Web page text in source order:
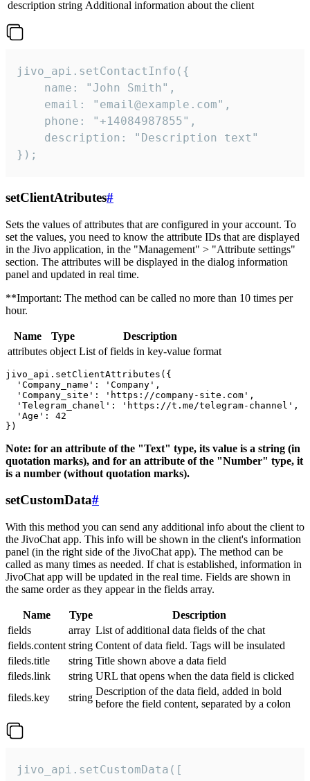
description string Additional information about the client
jivo_api.setContactInfo({
    name: "John Smith",
    email: "email@example.com",
    phone: "+14084987855",
    description: "Description text"
});
setClientAtributes#
Sets the values ​​of attributes that are configured in your account. To
set the values, you need to know the attribute IDs that are displayed
in the Jivo application, in the "Management" > "Attribute settings"
section. The attributes will be displayed in the dialog information
panel and updated in real time.
**Important: The method can be called no more than 10 times per
hour.
Name Type
Description
attributes object List of fields in key-value format
jivo_api.setClientAttributes({
  'Company_name': 'Company',
  'Company_site': 'https://company-site.com',
  'Telegram_chanel': 'https://t.me/telegram-channel',
  'Age': 42
Note: for an attribute of the "Text" type, its value is a string (in
quotation marks), and for an attribute of the "Number" type, it
is a number (without quotation marks).
setCustomData#
With this method you can send any additional info about the client to
the JivoChat app. This info will be shown in the client's information
panel (in the right side of the JivoChat app). The method can be
called as many times as needed. If chat is established, information in
JivoChat app will be updated in the real time. Fields are shown in
the same order as they appear in the fields array.
Name Type
Description
fields
array List of additional data fields of the chat
fields.content string Content of data field. Tags will be insulated
fileds.title
string Title shown above a data field
fileds.link
string URL that opens when the data field is clicked
fileds.key
string
Description of the data field, added in bold
before the field content, separated by a colon
jivo_api.setCustomData([